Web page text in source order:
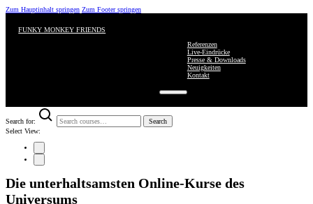
Zum Hauptinhalt springen Zum Footer springen
FUNKY MONKEY FRIENDS
Referenzen
Live-Eindrücke
Presse & Downloads
Neuigkeiten
Kontakt
Search for:
Search
Select View:
Die unterhaltsamsten Online-Kurse des
Universums